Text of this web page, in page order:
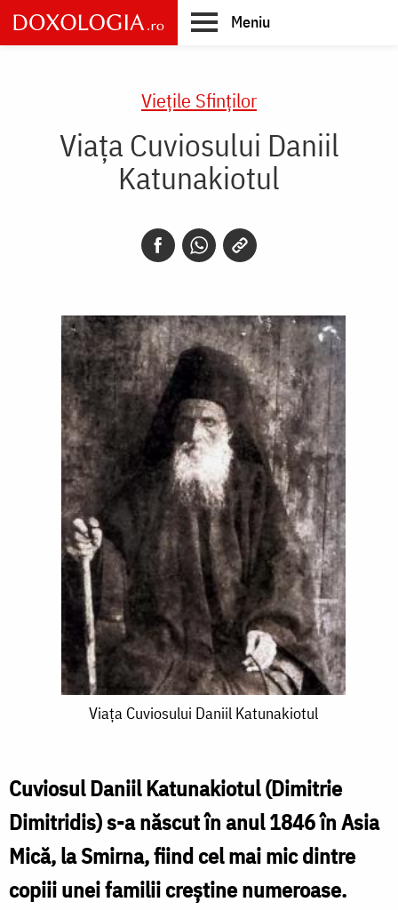
Skip
to
main
Meniu
Vieţile Sfinţilor
Viața Cuviosului Daniil
Katunakiotul
Daniil
Katunakiotul
Viața Cuviosului Daniil Katunakiotul
Cuviosul Daniil Katunakiotul (Dimitrie
Dimitridis) s-a născut în anul 1846 în Asia
Mică, la Smirna, fiind cel mai mic dintre
copiii unei familii creștine numeroase.